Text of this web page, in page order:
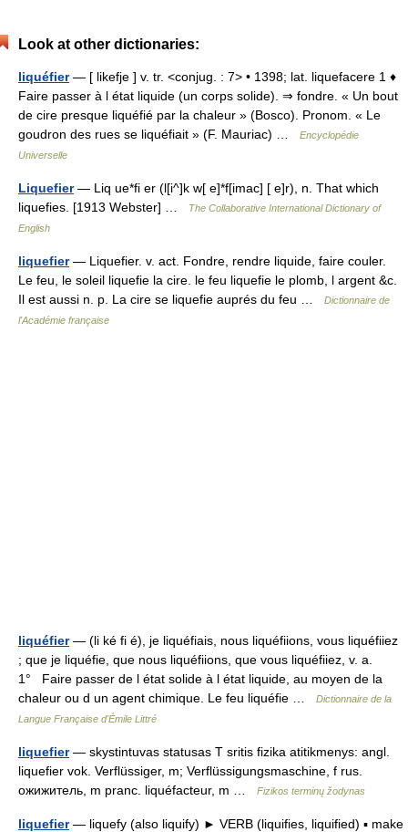
Look at other dictionaries:
liquéfier— [ likefje ] v. tr. <conjug. : 7> • 1398; lat. liquefacere 1 ♦
Faire passer à l état liquide (un corps solide). ⇒ fondre. « Un bout
de cire presque liquéfié par la chaleur » (Bosco). Pronom. « Le
goudron des rues se liquéfiait » (F. Mauriac) …
Encyclopédie
Universelle
Liquefier— Liq ue*fi er (l[i^]k w[ e]*f[imac] [ e]r), n. That which
liquefies. [1913 Webster] …
The Collaborative International Dictionary of
English
liquefier— Liquefier. v. act. Fondre, rendre liquide, faire couler.
Le feu, le soleil liquefie la cire. le feu liquefie le plomb, l argent &c.
Il est aussi n. p. La cire se liquefie auprés du feu …
Dictionnaire de
l'Académie française
liquéfier— (li ké fi é), je liquéfiais, nous liquéfiions, vous liquéfiiez
; que je liquéfie, que nous liquéfiions, que vous liquéfiiez, v. a.
1° Faire passer de l état solide à l état liquide, au moyen de la
chaleur ou d un agent chimique. Le feu liquéfie …
Dictionnaire de la
Langue Française d'Émile Littré
liquefier— skystintuvas statusas T sritis fizika atitikmenys: angl.
liquefier vok. Verflüssiger, m; Verflüssigungsmaschine, f rus.
ожижитель, m pranc. liquéfacteur, m …
Fizikos terminų žodynas
liquefier— liquefy (also liquify) ► VERB (liquifies, liquified) ▪ make